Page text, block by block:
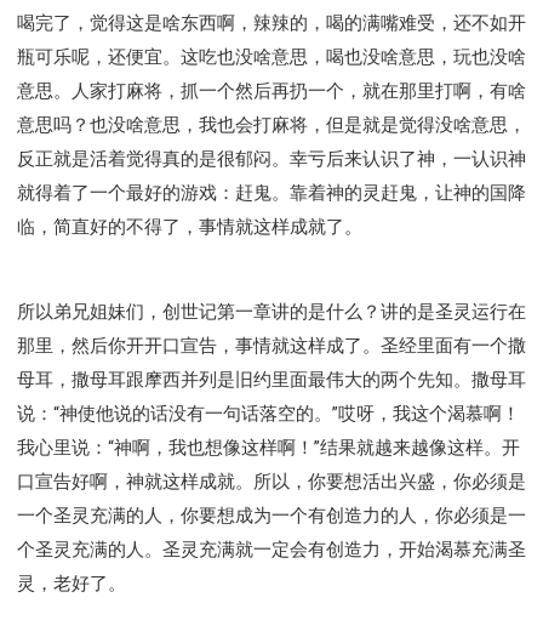
喝完了，觉得这是啥东西啊，辣辣的，喝的满嘴难受，还不如开
瓶可乐呢，还便宜。这吃也没啥意思，喝也没啥意思，玩也没啥
意思。人家打麻将，抓一个然后再扔一个，就在那里打啊，有啥
意思吗？也没啥意思，我也会打麻将，但是就是觉得没啥意思，
反正就是活着觉得真的是很郁闷。幸亏后来认识了神，一认识神
就得着了一个最好的游戏：赶鬼。靠着神的灵赶鬼，让神的国降
临，简直好的不得了，事情就这样成就了。
所以弟兄姐妹们，创世记第一章讲的是什么？讲的是圣灵运行在
那里，然后你开开口宣告，事情就这样成了。圣经里面有一个撒
母耳，撒母耳跟摩西并列是旧约里面最伟大的两个先知。撒母耳
说：“神使他说的话没有一句话落空的。”哎呀，我这个渴慕啊！
我心里说：“神啊，我也想像这样啊！”结果就越来越像这样。开
口宣告好啊，神就这样成就。所以，你要想活出兴盛，你必须是
一个圣灵充满的人，你要想成为一个有创造力的人，你必须是一
个圣灵充满的人。圣灵充满就一定会有创造力，开始渴慕充满圣
灵，老好了。